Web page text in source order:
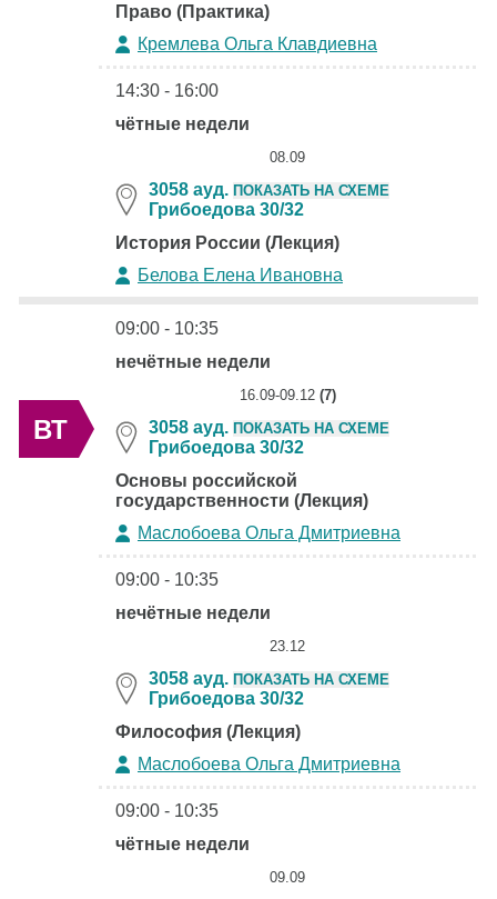
Право (Практика)
Кремлева Ольга Клавдиевна
14:30 - 16:00
чётные недели
08.09
3058 ауд. ПОКАЗАТЬ НА СХЕМЕ
Грибоедова 30/32
История России (Лекция)
Белова Елена Ивановна
ВТ
09:00 - 10:35
нечётные недели
16.09-09.12 (7)
3058 ауд. ПОКАЗАТЬ НА СХЕМЕ
Грибоедова 30/32
Основы российской
государственности (Лекция)
Маслобоева Ольга Дмитриевна
09:00 - 10:35
нечётные недели
23.12
3058 ауд. ПОКАЗАТЬ НА СХЕМЕ
Грибоедова 30/32
Философия (Лекция)
Маслобоева Ольга Дмитриевна
09:00 - 10:35
чётные недели
09.09